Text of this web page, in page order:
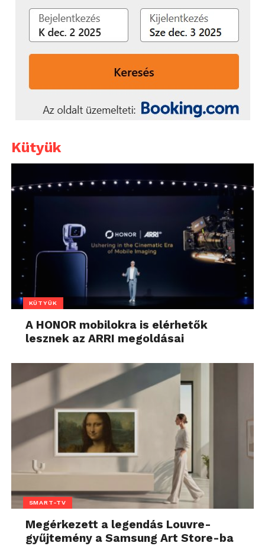
Kütyük
KÜTYÜK
A HONOR mobilokra is elérhetők
lesznek az ARRI megoldásai
SMART-TV
Megérkezett a legendás Louvre-
gyűjtemény a Samsung Art Store-ba